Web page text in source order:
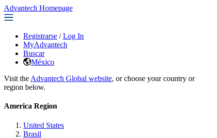
Advantech Homepage
Registrarse / Log In
MyAdvantech
Buscar
México
Visit the Advantech Global website, or choose your country or
region below.
America Region
United States
Brasil